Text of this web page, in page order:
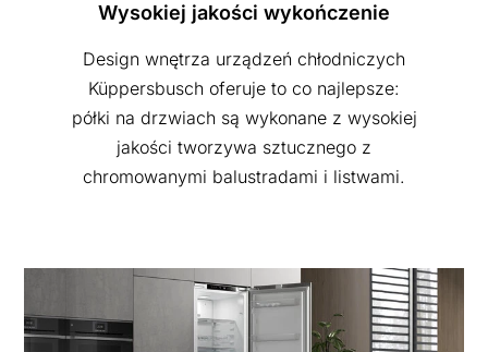
Wysokiej jakości wykończenie
Design wnętrza urządzeń chłodniczych
Küppersbusch oferuje to co najlepsze:
półki na drzwiach są wykonane z wysokiej
jakości tworzywa sztucznego z
chromowanymi balustradami i listwami.